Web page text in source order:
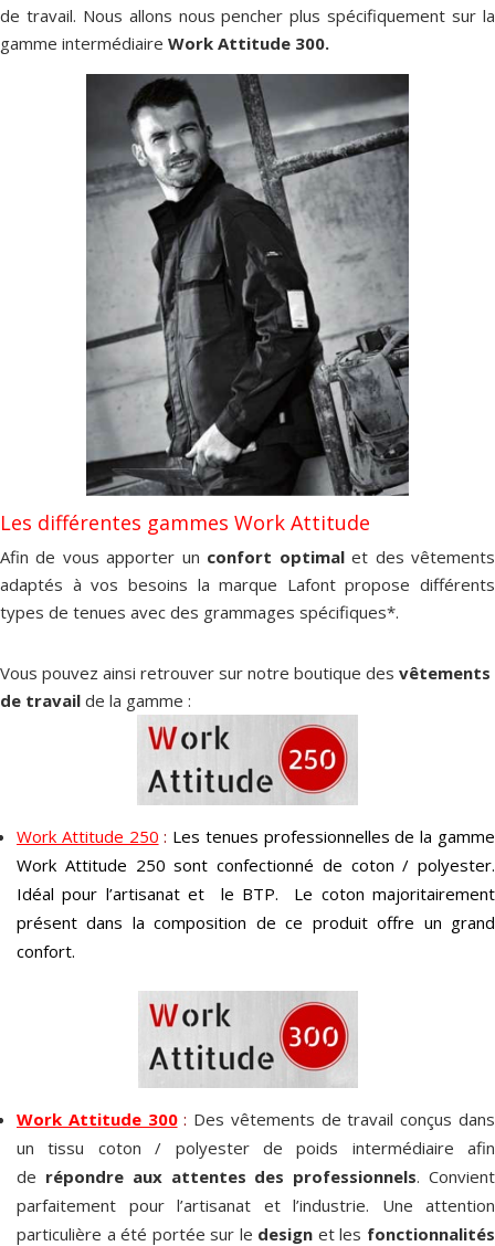
de travail. Nous allons nous pencher plus spécifiquement sur la
gamme intermédiaire Work Attitude 300.
Les différentes gammes Work Attitude
Afin de vous apporter un confort optimalet des vêtements
adaptés à vos besoins la marque Lafont propose différents
types de tenues avec des grammages spécifiques*.
Vous pouvez ainsi retrouver sur notre boutique des vêtements
de travail de la gamme :
Work Attitude 250 : Les tenues professionnelles de la gamme
Work Attitude 250 sont confectionné de coton / polyester.
Idéal pour l’artisanat et le BTP. Le coton majoritairement
présent dans la composition de ce produit offre un grand
confort.
Work Attitude 300: Des vêtements de travail conçus dans
un tissu coton / polyester de poids intermédiaire afin
de répondre aux attentes des professionnels. Convient
parfaitement pour l’artisanat et l’industrie. Une attention
particulière a été portée sur le design et les fonctionnalités